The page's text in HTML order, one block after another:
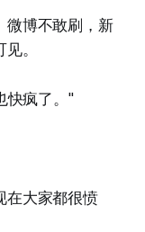
微博不敢刷，新
。
快疯了。"
在大家都很愤